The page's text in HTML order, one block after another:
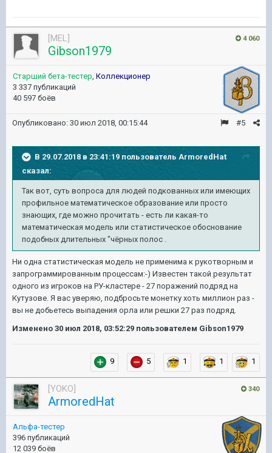
4 060
[MEL]
Gibson1979
Старший бета-тестер Коллекционер
3 337 публикаций
40 597 боёв
#5
Опубликовано: 30 июл 2018, 00:15:44
В 29.07.2018 в 23:41:19 пользователь ArmoredHat
сказал:
Так вот, суть вопроса для людей подкованных или имеющих
профильное математическое образование или просто
знающих, где можно прочитать - есть ли какая-то
математическая модель или статистическое обоснование
подобных длительных "чёрных полос .
Ни одна статистическая модель не применима к рукотворным и
запрограммированным процессам:-) Известен такой результат
одного из игроков на РУ-кластере - 27 поражений подряд на
Кутузове. Я вас уверяю, подбросьте монетку хоть миллион раз -
вы не добьетесь выпадения орла или решки 27 раз подряд.
Изменено 30 июл 2018, 03:52:29 пользователем Gibson1979
9 5 1 1 1
340
[YOKO]
ArmoredHat
Альфа-тестер
396 публикаций
12 039 боёв